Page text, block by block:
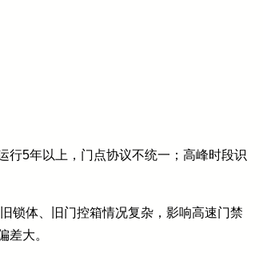
行5年以上，门点协议不统一；高峰时段识
锁体、旧门控箱情况复杂，影响高速门禁
差大。